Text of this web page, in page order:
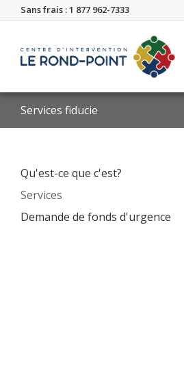
Sans frais : 1 877 962-7333
Services fiducie
Qu'est-ce que c'est?
Services
Demande de fonds d'urgence